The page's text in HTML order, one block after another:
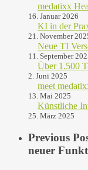
medatixx
16. Januar 2026
KI in der
21. November
Neue TI
11. September
Über 1.500
2. Juni 2025
meet
13. Mai 2025
Künstliche
25. März 2025
Previous
neuer